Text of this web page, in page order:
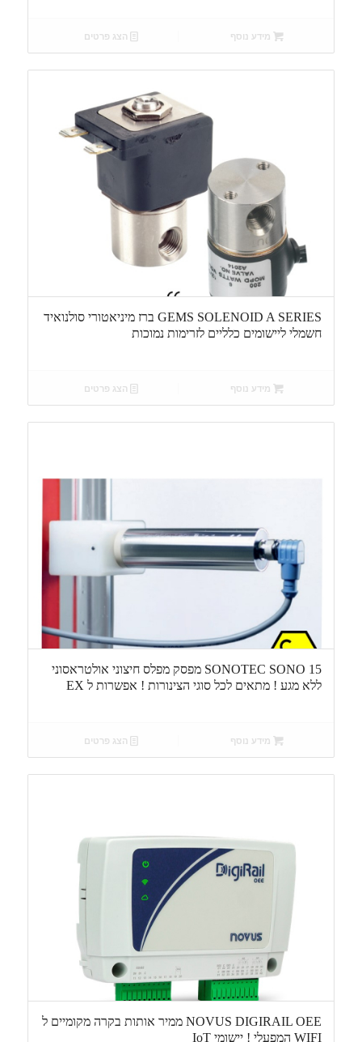
מידע נוסף הצג פרטים
GEMS SOLENOID A SERIES ברז מיניאטורי סולנואיד
חשמלי ליישומים כלליים לזרימות נמוכות
מידע נוסף הצג פרטים
SONOTEC SONO 15 מפסק מפלס חיצוני אולטראסוני
ללא מגע ! מתאים לכל סוגי הצינורות ! אפשרות ל EX
מידע נוסף הצג פרטים
NOVUS DIGIRAIL OEE ממיר אותות בקרה מקומיים ל
WIFI המפעלי ! יישומי IoT